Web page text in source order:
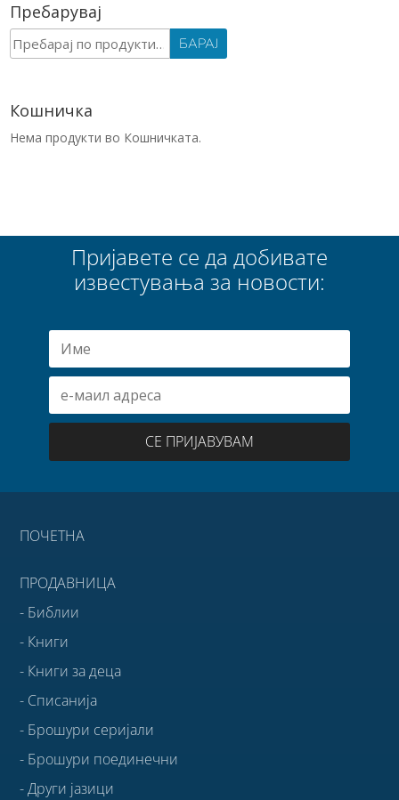
Пребарувај
Барај
за:
БАРАЈ
Кошничка
Нема продукти во Кошничката.
Пријавете се да добивате
известувања за новости:
СЕ ПРИЈАВУВАМ
ПОЧЕТНА
ПРОДАВНИЦА
- Библии
- Книги
- Книги за деца
- Списанија
- Брошури серијали
- Брошури поединечни
- Други јазици